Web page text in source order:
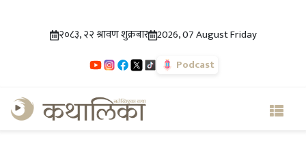
२०८३, २२ श्रावण शुक्रबार 2026, 07 August Friday
Podcast